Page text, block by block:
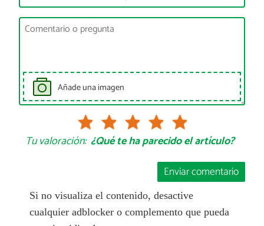
Añade una imagen
Tu valoración: ¿Qué te ha parecido el artículo?
Enviar comentario
Si no visualiza el contenido, desactive
cualquier adblocker o complemento que pueda